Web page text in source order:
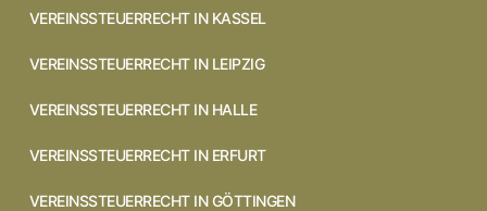
VEREINSSTEUERRECHT IN KASSEL
VEREINSSTEUERRECHT IN LEIPZIG
VEREINSSTEUERRECHT IN HALLE
VEREINSSTEUERRECHT IN ERFURT
VEREINSSTEUERRECHT IN GÖTTINGEN